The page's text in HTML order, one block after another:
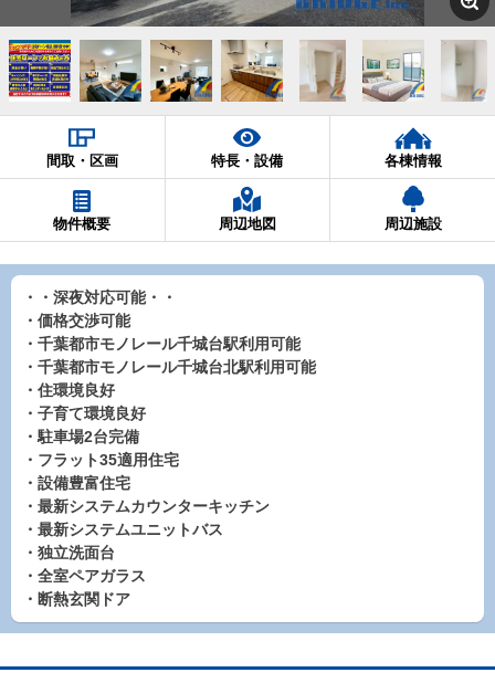
間取・区画 特長・設備 各棟情報
物件概要 周辺地図 周辺施設
・・深夜対応可能・・
・価格交渉可能
・千葉都市モノレール千城台駅利用可能
・千葉都市モノレール千城台北駅利用可能
・住環境良好
・子育て環境良好
・駐車場2台完備
・フラット35適用住宅
・設備豊富住宅
・最新システムカウンターキッチン
・最新システムユニットバス
・独立洗面台
・全室ペアガラス
・断熱玄関ドア